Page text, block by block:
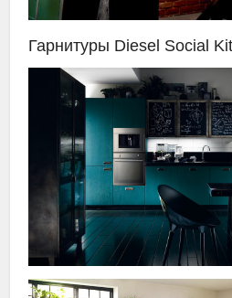
Гарнитуры Diesel Social